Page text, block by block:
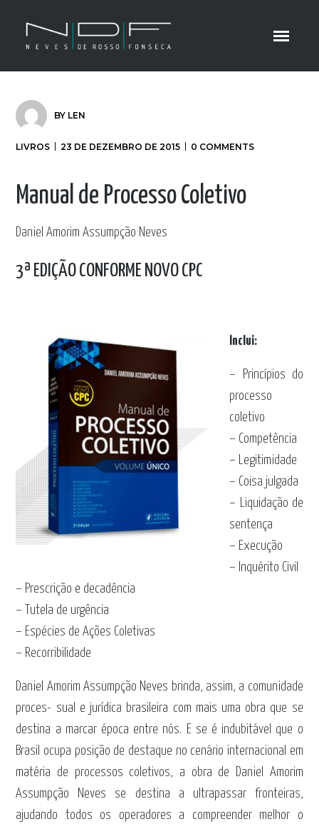
BY LEN
LIVROS 23 DE DEZEMBRO DE 2015 0 COMMENTS
Manual de Processo Coletivo
Daniel Amorim Assumpção Neves
3ª EDIÇÃO CONFORME NOVO CPC
Inclui:
– Princípios do
processo
coletivo
– Competência
– Legitimidade
– Coisa julgada
– Liquidação de
sentença
– Execução
– Inquérito Civil
– Prescrição e decadência
– Tutela de urgência
– Espécies de Ações Coletivas
– Recorribilidade
Daniel Amorim Assumpção Neves brinda, assim, a comunidade
proces- sual e jurídica brasileira com mais uma obra que se
destina a marcar época entre nós. E se é indubitável que o
Brasil ocupa posição de destaque no cenário internacional em
matéria de processos coletivos, a obra de Daniel Amorim
Assumpção Neves se destina a ultrapassar fronteiras,
ajudando todos os operadores a compreender melhor o